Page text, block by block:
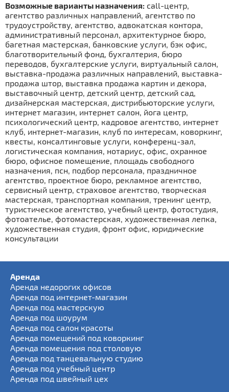
Возможные варианты назначения: call-центр,
агентство различных направлений, агентство по
трудоустройству, агентство, адвокатская контора,
административный персонал, архитектурное бюро,
багетная мастерская, банковские услуги, бэк офис,
благотворительный фонд, бухгалтерия, бюро
переводов, бухгалтерские услуги, виртуальный салон,
выставка-продажа различных направлений, выставка-
продажа штор, выставка продажа картин и декора,
выставочный центр, детский центр, детский сад,
дизайнерская мастерская, дистрибьюторские услуги,
интернет магазин, интернет салон, йога центр,
психологический центр, кадровое агентство, интернет
клуб, интернет-магазин, клуб по интересам, коворкинг,
квесты, консалтинговые услуги, конференц-зал,
логистическая компания, нотариус, офис, охранное
бюро, офисное помещение, площадь свободного
назначения, псн, подбор персонала, праздничное
агентство, проектное бюро, рекламное агентство,
сервисный центр, страховое агентство, творческая
мастерская, транспортная компания, тренинг центр,
туристическое агентство, учебный центр, фотостудия,
фотоателье, фотомастерская, художественная лепка,
художественная студия, фронт офис, юридические
консультации
Аренда
Аренда недорогих офисов
Аренда под интернет-магазин
Аренда под мастерскую
Аренда под шоурум
Аренда под салон красоты
Аренда помещений под коворкинг
Аренда помещения под столовую
Аренда под танцевальную студию
Аренда под учебный центр
Аренда под швейный цех